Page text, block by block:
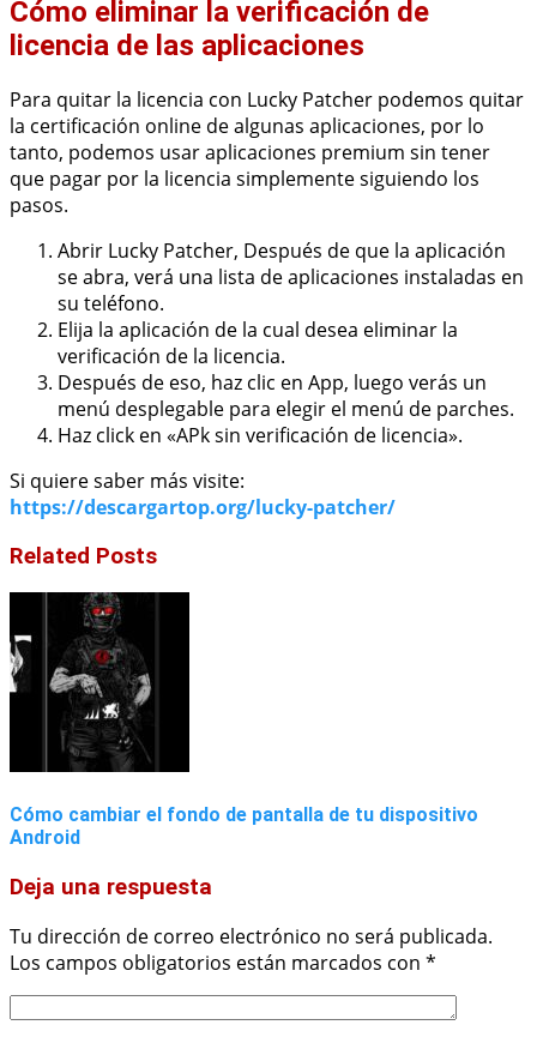
Cómo eliminar la verificación de
licencia de las aplicaciones
Para quitar la licencia con Lucky Patcher podemos quitar
la certificación online de algunas aplicaciones, por lo
tanto, podemos usar aplicaciones premium sin tener
que pagar por la licencia simplemente siguiendo los
pasos.
Abrir Lucky Patcher, Después de que la aplicación
se abra, verá una lista de aplicaciones instaladas en
su teléfono.
Elija la aplicación de la cual desea eliminar la
verificación de la licencia.
Después de eso, haz clic en App, luego verás un
menú desplegable para elegir el menú de parches.
Haz click en «APk sin verificación de licencia».
Si quiere saber más visite:
https://descargartop.org/lucky-patcher/
Related Posts
Cómo cambiar el fondo de pantalla de tu dispositivo
Android
Deja una respuesta
Tu dirección de correo electrónico no será publicada.
Los campos obligatorios están marcados con *